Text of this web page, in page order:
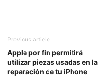
Previous article
Apple por fin permitirá
utilizar piezas usadas en la
reparación de tu iPhone